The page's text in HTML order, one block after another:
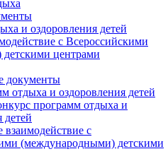
и оздоровления детей
с Всероссийскими
центрами
документы
отдыха и оздоровления детей
программ отдыха и
детей
взаимодействие с
(международными) детскими